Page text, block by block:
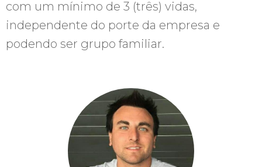
com um mínimo de 3 (três) vidas,
independente do porte da empresa e
podendo ser grupo familiar.